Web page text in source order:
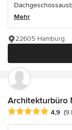
Mehr
22605 Hamburg
Architekturbüro
Durchschnittliche
4,9 (9